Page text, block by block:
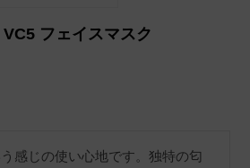
フェイスマスク
感じの使い心地です。独特の匂